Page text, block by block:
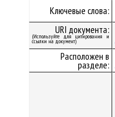
Ключевые слова:
URI документа:
(Используйте для цитирования и
ссылки на документ)
Расположен в
разделе: